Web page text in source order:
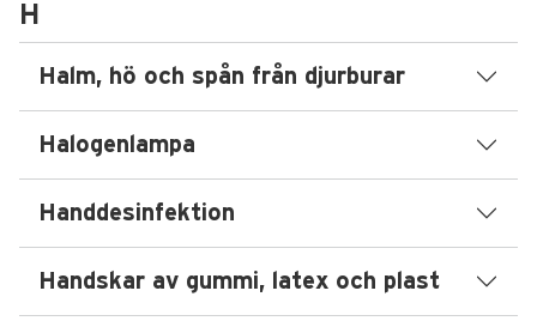
H
Halm, hö och spån från djurburar
Halogenlampa
Handdesinfektion
Handskar av gummi, latex och plast